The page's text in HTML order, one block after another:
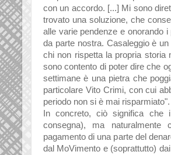
con un accordo. [...] Mi sono
trovato una soluzione, che
alle varie pendenze e onorando
da parte nostra. Casaleggio è
chi non rispetta la propria storia
sono contento di poter dire che
settimane è una pietra che
particolare Vito Crimi, con cui
periodo non si è mai risparmiato".
In concreto, ciò significa
consegna), ma
pagamento di una parte del
dal MoVimento e (soprattutto)